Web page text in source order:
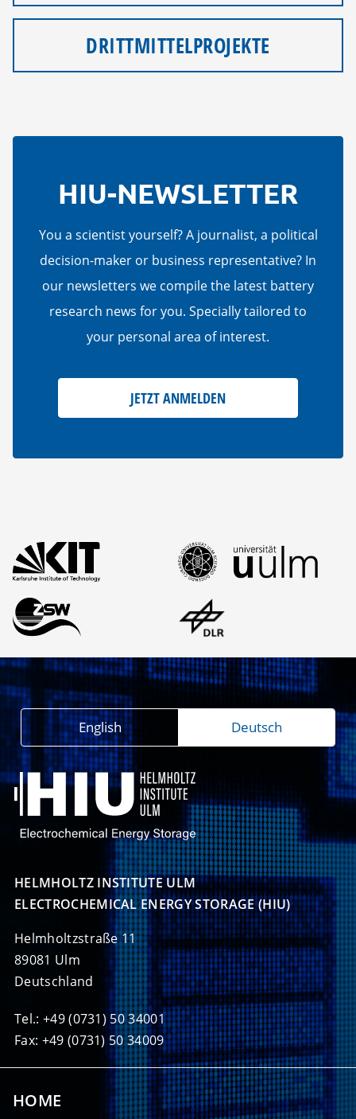
DRITTMITTELPROJEKTE
HIU-NEWSLETTER
You a scientist yourself? A journalist, a political
decision-maker or business representative? In
our newsletters we compile the latest battery
research news for you. Specially tailored to
your personal area of interest.
JETZT ANMELDEN
HELMHOLTZ INSTITUTE ULM
ELECTROCHEMICAL ENERGY STORAGE (HIU)
Helmholtzstraße 11
89081 Ulm
Deutschland
Tel.: +49 (0731) 50 34001
Fax: +49 (0731) 50 34009
English Deutsch
HOME